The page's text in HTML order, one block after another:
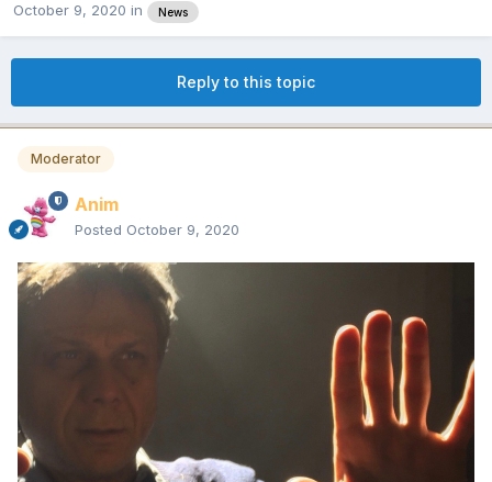
October 9, 2020 in News
Reply to this topic
Moderator
Anim
Posted October 9, 2020